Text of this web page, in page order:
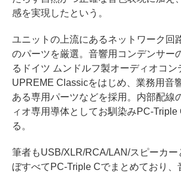
感を実現したという。
ユニットの上流にあるネットワーク回
のパーツを厳選。音響用コンデンサー
るドイツ ムンドルフ製オーディオコン
UPREME Classicをはじめ、業務用音
ある専用パーツなどを採用。内部配線
ィオ専用導体としてお馴染みPC-Triple
る。
筆者もUSB/XLR/RCA/LAN/スピーカー
ぼすべてPC-Triple Cでまとめており、